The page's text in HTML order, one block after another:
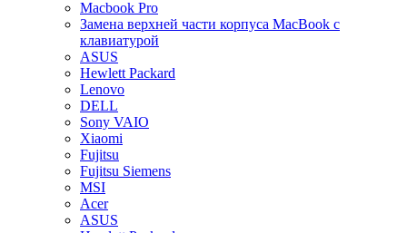
Macbook Pro
Замена верхней части корпуса MacBook с
клавиатурой
ASUS
Hewlett Packard
Lenovo
DELL
Sony VAIO
Xiaomi
Fujitsu
Fujitsu Siemens
MSI
Acer
ASUS